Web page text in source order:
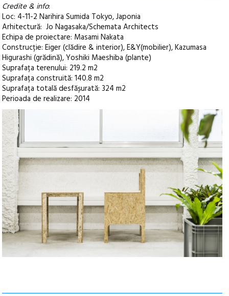
Credite & info:
Loc: 4-11-2 Narihira Sumida Tokyo, Japonia
Arhitectură: Jo Nagasaka/Schemata Architects
Echipa de proiectare: Masami Nakata
Construcție: Eiger (clădire & interior), E&Y(mobilier), Kazumasa
Higurashi (grădină), Yoshiki Maeshiba (plante)
Suprafața terenului: 219.2 m2
Suprafața construită: 140.8 m2
Suprafața totală desfășurată: 324 m2
Perioada de realizare: 2014